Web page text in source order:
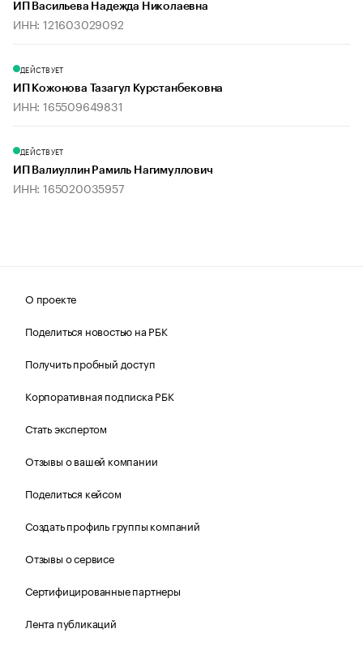
ИП Васильева Надежда Николаевна
ИНН: 121603029092
ДЕЙСТВУЕТ
ИП Кожонова Тазагул Курстанбековна
ИНН: 165509649831
ДЕЙСТВУЕТ
ИП Валиуллин Рамиль Нагимуллович
ИНН: 165020035957
О проекте
Поделиться новостью на РБК
Получить пробный доступ
Корпоративная подписка РБК
Стать экспертом
Отзывы о вашей компании
Поделиться кейсом
Создать профиль группы компаний
Отзывы о сервисе
Сертифицированные партнеры
Лента публикаций